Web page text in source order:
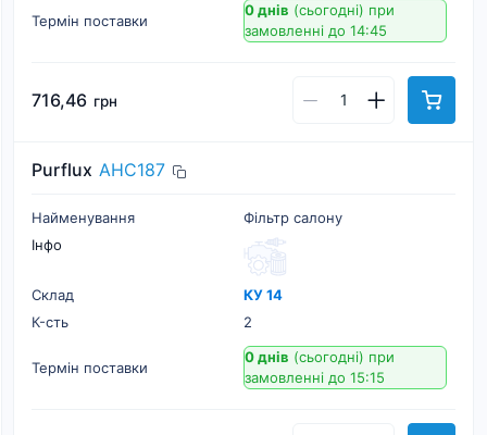
Термін поставки
0 днів (сьогодні) при
замовленні до 14:45
716,46 грн
Purflux AHC187
Найменування
Фільтр салону
Інфо
Склад
КУ 14
К-cть
2
Термін поставки
0 днів (сьогодні) при
замовленні до 15:15